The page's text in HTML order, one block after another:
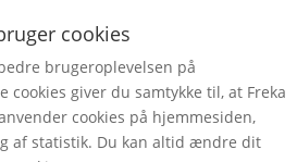
cookies
brugeroplevelsen på
cookies giver du samtykke til, at Freka
cookies på hjemmesiden,
af statistik. Du kan altid ændre dit